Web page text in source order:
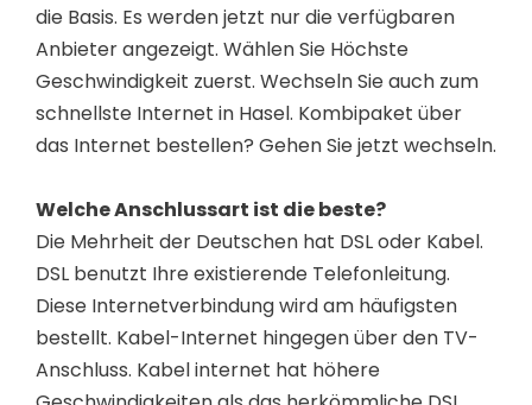
die Basis. Es werden jetzt nur die verfügbaren
Anbieter angezeigt. Wählen Sie Höchste
Geschwindigkeit zuerst. Wechseln Sie auch zum
schnellste Internet in Hasel. Kombipaket über
das Internet bestellen? Gehen Sie jetzt wechseln.
Welche Anschlussart ist die beste?
Die Mehrheit der Deutschen hat DSL oder Kabel.
DSL benutzt Ihre existierende Telefonleitung.
Diese Internetverbindung wird am häufigsten
bestellt. Kabel-Internet hingegen über den TV-
Anschluss. Kabel internet hat höhere